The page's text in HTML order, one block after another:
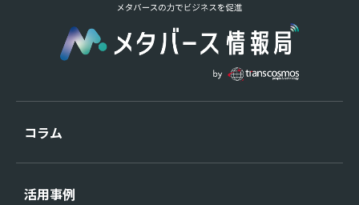
コラム
活用事例